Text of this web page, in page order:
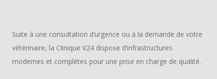
Suite à une consultation d’urgence ou à la demande de votre
vétérinaire, la Clinique V24 dispose d’infrastructures
modernes et complètes pour une prise en charge de qualité.